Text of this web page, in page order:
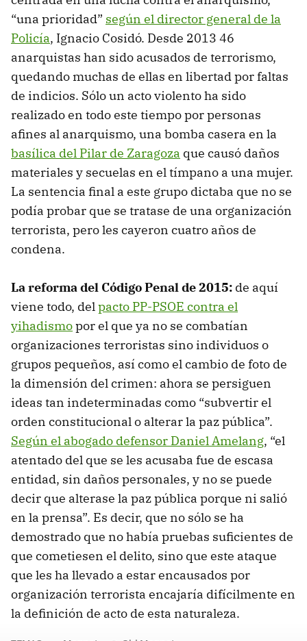
“una prioridad” según el director general de la
Policía, Ignacio Cosidó. Desde 2013 46
anarquistas han sido acusados de terrorismo,
quedando muchas de ellas en libertad por faltas
de indicios. Sólo un acto violento ha sido
realizado en todo este tiempo por personas
afines al anarquismo, una bomba casera en la
basílica del Pilar de Zaragoza que causó daños
materiales y secuelas en el tímpano a una mujer.
La sentencia final a este grupo dictaba que no se
podía probar que se tratase de una organización
terrorista, pero les cayeron cuatro años de
condena.
La reforma del Código Penal de 2015: de aquí
viene todo, delpacto PP-PSOE contra el
yihadismopor el que ya no se combatían
organizaciones terroristas sino individuos o
grupos pequeños, así como el cambio de foto de
la dimensión del crimen: ahora se persiguen
ideas tan indeterminadas como “subvertir el
orden constitucional o alterar la paz pública”.
Según el abogado defensor Daniel Amelang, “el
atentado del que se les acusaba fue de escasa
entidad, sin daños personales, y no se puede
decir que alterase la paz pública porque ni salió
en la prensa”. Es decir, que no sólo se ha
demostrado que no había pruebas suficientes de
que cometiesen el delito, sino que este ataque
que les ha llevado a estar encausados por
organización terrorista encajaría difícilmente en
la definición de acto de esta naturaleza.